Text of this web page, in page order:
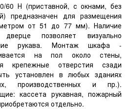
Н (приставной, с окнами, без
предназначен для размещения
от 51 до 77 мм). Наличие
позволяет визуально
рукава. Монтаж шкафа -
на пол около стены,
крепежные отверстия сзади
установлен в любых зданиях
производственных и пр.).
кассета рукавная, пожарный
отдельно.